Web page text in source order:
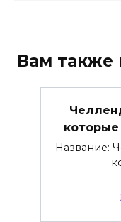
Вам также
Название: